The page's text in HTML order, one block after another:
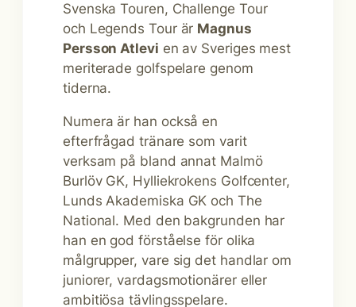
Svenska Touren, Challenge Tour
och Legends Tour är Magnus
Persson Atlevi en av Sveriges mest
meriterade golfspelare genom
tiderna.
Numera är han också en
efterfrågad tränare som varit
verksam på bland annat Malmö
Burlöv GK, Hylliekrokens Golfcenter,
Lunds Akademiska GK och The
National. Med den bakgrunden har
han en god förståelse för olika
målgrupper, vare sig det handlar om
juniorer, vardagsmotionärer eller
ambitiösa tävlingsspelare.